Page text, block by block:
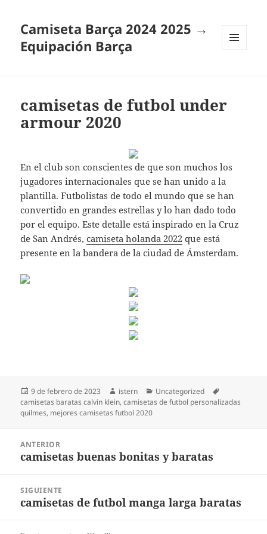
Camiseta Barça 2024 2025 →
Equipación Barça
camisetas de futbol under
armour 2020
En el club son conscientes de que son muchos los
jugadores internacionales que se han unido a la
plantilla. Futbolistas de todo el mundo que se han
convertido en grandes estrellas y lo han dado todo
por el equipo. Este detalle está inspirado en la Cruz
de San Andrés,camiseta holanda 2022 que está
presente en la bandera de la ciudad de Ámsterdam.
Publicado
el
9 de febrero de 2023 Autor
istern Categorías
Uncategorized
camisetas baratas calvin klein,camisetas de futbol personalizadas
quilmes, mejores camisetas futbol 2020
entradas
ANTERIOR
Entrada
camisetas buenas bonitas y baratas
SIGUIENTE
Entrada
camisetas de futbol manga larga baratas